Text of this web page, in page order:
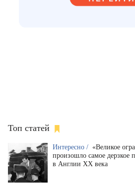
Топ статей
Интересно / «Великое
произошло самое дерзкое
в Англии XX века